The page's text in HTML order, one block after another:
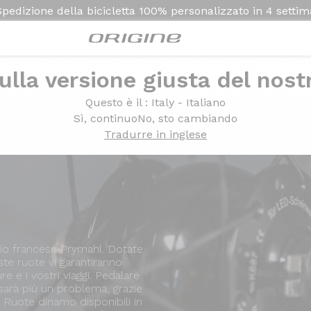
della bicicletta 100% personalizzato in 4
versione giusta del
Questo è il : Italy - Italiano
Sì, continuoNo, sto cambiando
Tradurre in inglese
Presentazione
francese Prymahl. Dotate
ruote vi garantiranno
e i vostri viaggi. Pedalare
più un problema, grazie
dinamo disponibili in